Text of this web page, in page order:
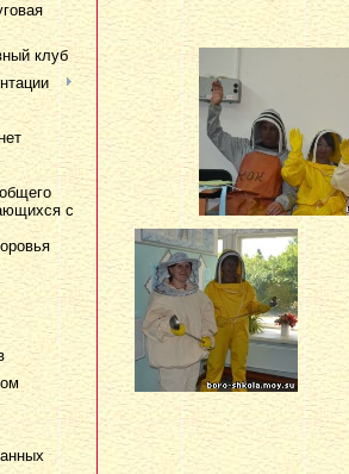
клуб
с